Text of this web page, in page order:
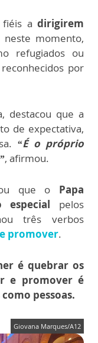
fiéis a dirigirem
neste momento,
refugiados ou
por
destacou que a
de expectativa,
“É o próprio
, afirmou.
que o Papa
especial pelos
três verbos
promover.
é quebrar os
e promover é
pessoas.
Giovana Marques/A12